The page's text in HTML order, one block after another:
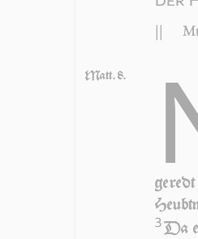
||
Matt. 8.
3Da